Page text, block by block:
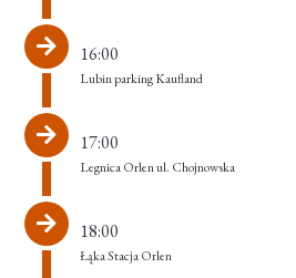
16:00
Lubin parking Kaufland
17:00
Legnica Orlen ul. Chojnowska
18:00
Łąka Stacja Orlen